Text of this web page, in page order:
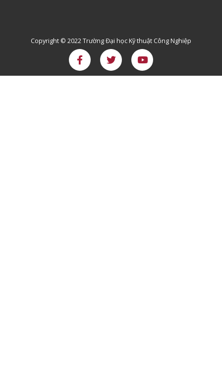
Copyright © 2022 Trường Đại học Kỹ thuật Công Nghiệp